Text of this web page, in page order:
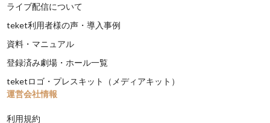
ライブ配信について
teket利用者様の声・導入事例
資料・マニュアル
登録済み劇場・ホール一覧
teketロゴ・プレスキット（メディアキット）
運営会社情報
利用規約